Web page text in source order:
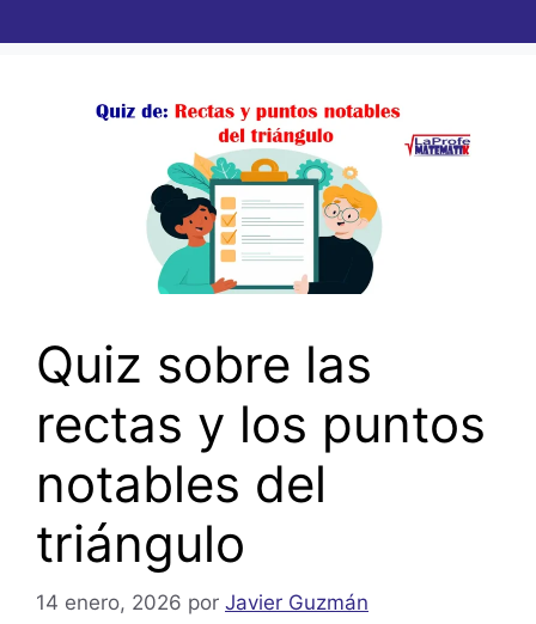
Quiz sobre las
rectas y los puntos
notables del
triángulo
14 enero, 2026 por Javier Guzmán